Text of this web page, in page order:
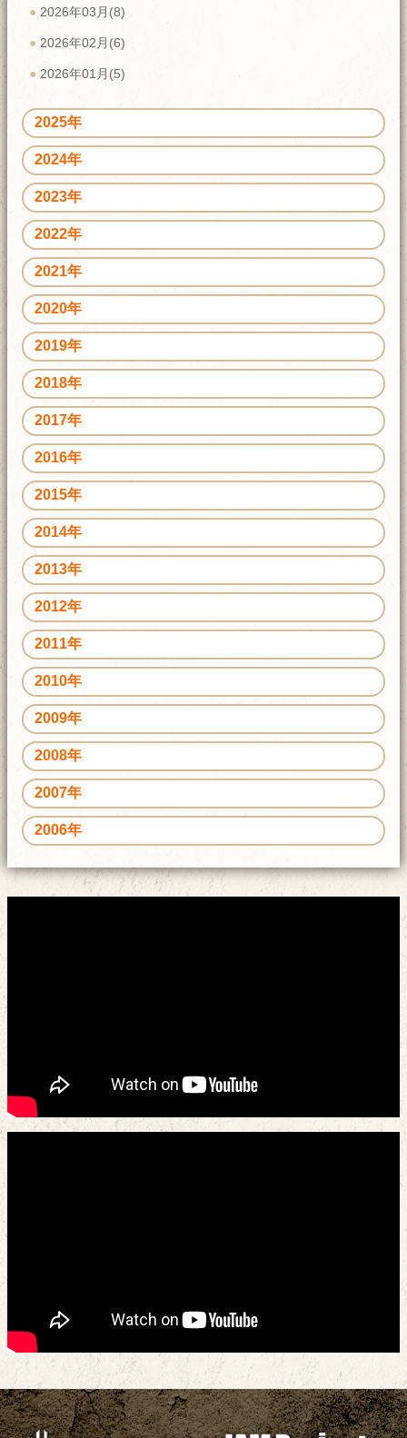
2026年03月(8)
2026年02月(6)
2026年01月(5)
2025年
2024年
2023年
2022年
2021年
2020年
2019年
2018年
2017年
2016年
2015年
2014年
2013年
2012年
2011年
2010年
2009年
2008年
2007年
2006年